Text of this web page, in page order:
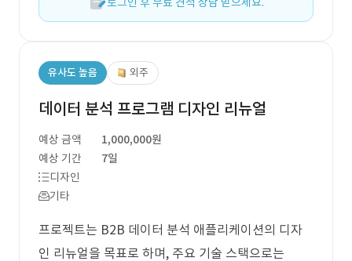
유사도 높음 외주
데이터 분석 프로그램 디자인 리뉴얼
예상 금액
1,000,000원
예상 기간
7일
디자인
기타
프로젝트는 B2B 데이터 분석 애플리케이션의 디자
인 리뉴얼을 목표로 하며, 주요 기술 스택으로는